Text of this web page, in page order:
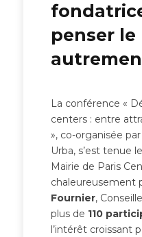
penser
La conférence «
centers : entre
», co-organisée
Urba, s’est tenue
Mairie de Paris
chaleureusement
Fournier,
plus de 110
l’intérêt croissant